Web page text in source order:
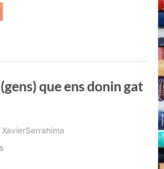
que ens donin gat
By
XavierSerrahima
a